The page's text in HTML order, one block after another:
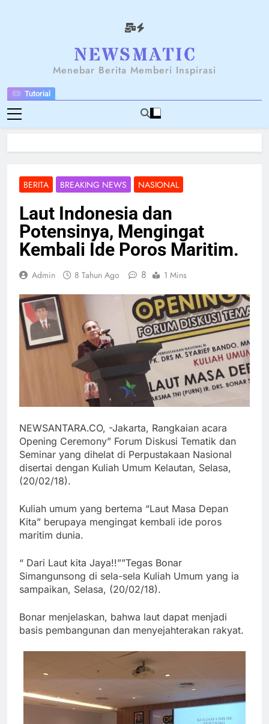
Tutorial
NEWSANTARA
Menebar Berita Memberi Inspirasi
BERITA BREAKING NEWS NASIONAL
Laut Indonesia dan
Potensinya, Mengingat
Kembali Ide Poros Maritim.
Admin 8 Tahun Ago 8 1 Mins
NEWSANTARA.CO, -Jakarta, Rangkaian acara
Opening Ceremony” Forum Diskusi Tematik dan
Seminar yang dihelat di Perpustakaan Nasional
disertai dengan Kuliah Umum Kelautan, Selasa,
(20/02/18).
Kuliah umum yang bertema “Laut Masa Depan
Kita” berupaya mengingat kembali ide poros
maritim dunia.
“ Dari Laut kita Jaya!!””Tegas Bonar
Simangunsong di sela-sela Kuliah Umum yang ia
sampaikan, Selasa, (20/02/18).
Bonar menjelaskan, bahwa laut dapat menjadi
basis pembangunan dan menyejahterakan rakyat.